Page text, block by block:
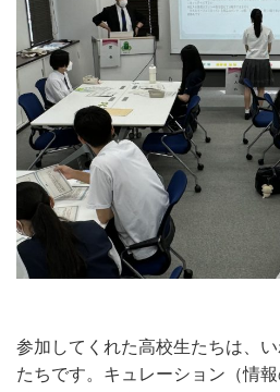
参加してくれた高校生たちは、
たちです。キュレーション（情